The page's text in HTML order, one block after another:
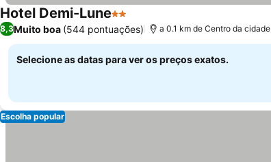
Hotel Demi-Lune2 Estrelas
8,3Muito boa (544 pontuações) a 0.1 km de Centro da cidade
Selecione as datas para ver os preços exatos.
Escolha popular